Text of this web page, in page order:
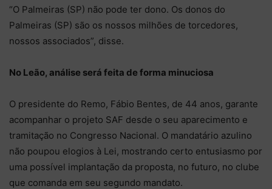
“O Palmeiras (SP) não pode ter dono. Os donos do
Palmeiras (SP) são os nossos milhões de torcedores,
nossos associados”, disse.
No Leão, análise será feita de forma minuciosa
O presidente do Remo, Fábio Bentes, de 44 anos, garante
acompanhar o projeto SAF desde o seu aparecimento e
tramitação no Congresso Nacional. O mandatário azulino
não poupou elogios à Lei, mostrando certo entusiasmo por
uma possível implantação da proposta, no futuro, no clube
que comanda em seu segundo mandato.